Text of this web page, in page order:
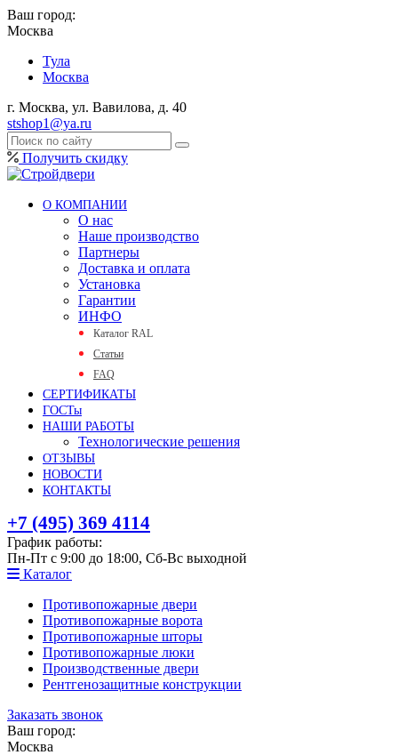
Ваш город:
Москва
Тула
Москва
г. Москва, ул. Вавилова, д. 40
stshop1@ya.ru
Получить скидку
О КОМПАНИИ
О нас
Наше производство
Партнеры
Доставка и оплата
Установка
Гарантии
ИНФО
Каталог RAL
Статьи
FAQ
СЕРТИФИКАТЫ
ГОСТы
НАШИ РАБОТЫ
Технологические решения
ОТЗЫВЫ
НОВОСТИ
КОНТАКТЫ
+7 (495) 369 4114
График работы:
Пн-Пт с 9:00 до 18:00, Сб-Вс выходной
Каталог
Противопожарные двери
Противопожарные ворота
Противопожарные шторы
Противопожарные люки
Производственные двери
Рентгенозащитные конструкции
Заказать звонок
Ваш город:
Москва